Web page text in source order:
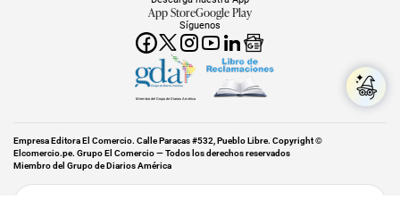
Síguenos
App StoreGoogle Play
Miembro del Grupo de Diarios América
Empresa Editora El Comercio. Calle Paracas #532, Pueblo Libre. Copyright ©
Elcomercio.pe. Grupo El Comercio — Todos los derechos reservados
Miembro del Grupo de Diarios América